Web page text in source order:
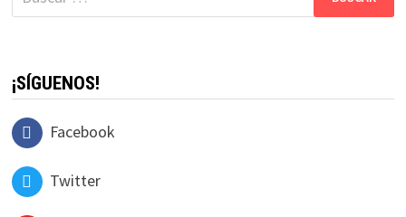
¡SÍGUENOS!
Facebook
Twitter